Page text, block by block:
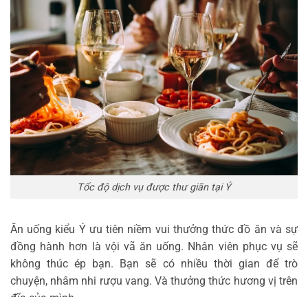
Tốc độ dịch vụ được thư giãn tại Ý
Ăn uống kiểu Ý ưu tiên niềm vui thưởng thức đồ ăn và sự
đồng hành hơn là vội vã ăn uống. Nhân viên phục vụ sẽ
không thúc ép bạn. Bạn sẽ có nhiều thời gian để trò
chuyện, nhâm nhi rượu vang. Và thưởng thức hương vị trên